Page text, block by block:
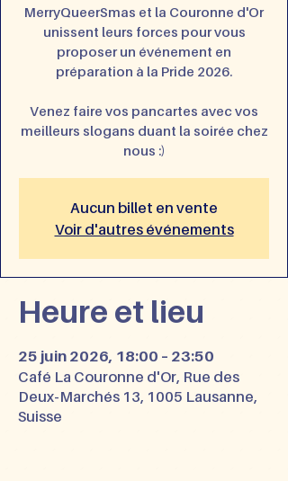
MerryQueerSmas et la Couronne d'Or
unissent leurs forces pour vous
proposer un événement en
préparation à la Pride 2026.
Venez faire vos pancartes avec vos
meilleurs slogans duant la soirée chez
nous :)
Aucun billet en vente
Voir d'autres événements
Heure et lieu
25 juin 2026, 18:00 – 23:50
Café La Couronne d'Or, Rue des
Deux-Marchés 13, 1005 Lausanne,
Suisse